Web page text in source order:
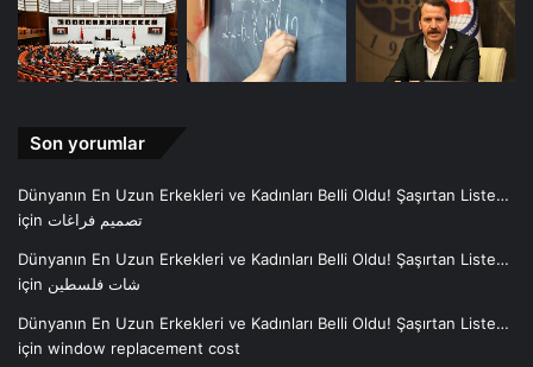
Son yorumlar
Dünyanın En Uzun Erkekleri ve Kadınları Belli Oldu! Şaşırtan Liste…
için تصميم فراغات
Dünyanın En Uzun Erkekleri ve Kadınları Belli Oldu! Şaşırtan Liste…
için شات فلسطين
Dünyanın En Uzun Erkekleri ve Kadınları Belli Oldu! Şaşırtan Liste…
için window replacement cost